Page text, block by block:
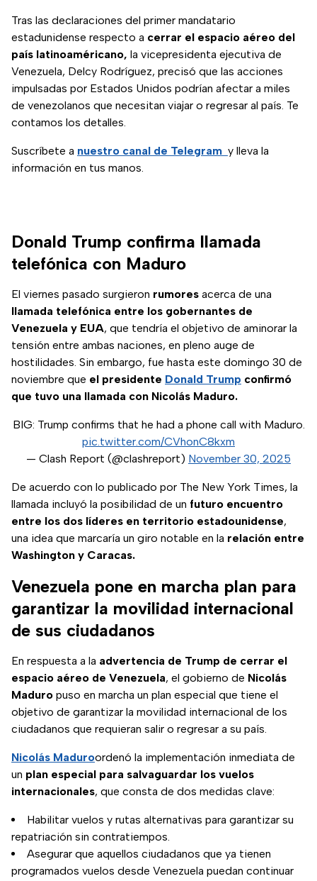
Tras las declaraciones del primer mandatario
estadunidense respecto a cerrar el espacio aéreo del
país latinoaméricano, la vicepresidenta ejecutiva de
Venezuela, Delcy Rodríguez, precisó que las acciones
impulsadas por Estados Unidos podrían afectar a miles
de venezolanos que necesitan viajar o regresar al país. Te
contamos los detalles.
Suscríbete a nuestro canal de Telegram y lleva la
información en tus manos.
Donald Trump confirma llamada
telefónica con Maduro
El viernes pasado surgieron rumores acerca de una
llamada telefónica entre los gobernantes de
Venezuela y EUA, que tendría el objetivo de aminorar la
tensión entre ambas naciones, en pleno auge de
hostilidades. Sin embargo, fue hasta este domingo 30 de
noviembre que el presidente Donald Trump confirmó
que tuvo una llamada con Nicolás Maduro.
BIG: Trump confirms that he had a phone call with Maduro.
pic.twitter.com/CVhonC8kxm
— Clash Report (@clashreport) November 30, 2025
De acuerdo con lo publicado por The New York Times, la
llamada incluyó la posibilidad de un futuro encuentro
entre los dos líderes en territorio estadounidense,
una idea que marcaría un giro notable en la relación entre
Washington y Caracas.
Venezuela pone en marcha plan para
garantizar la movilidad internacional
de sus ciudadanos
En respuesta a la advertencia de Trump de cerrar el
espacio aéreo de Venezuela, el gobierno de Nicolás
Maduro puso en marcha un plan especial que tiene el
objetivo de garantizar la movilidad internacional de los
ciudadanos que requieran salir o regresar a su país.
Nicolás Maduroordenó la implementación inmediata de
un plan especial para salvaguardar los vuelos
internacionales, que consta de dos medidas clave:
Habilitar vuelos y rutas alternativas para garantizar su
repatriación sin contratiempos.
Asegurar que aquellos ciudadanos que ya tienen
programados vuelos desde Venezuela puedan continuar